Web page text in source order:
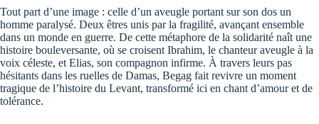
Tout part d’une image : celle d’un aveugle portant sur son dos un
homme paralysé. Deux êtres unis par la fragilité, avançant ensemble
dans un monde en guerre. De cette métaphore de la solidarité naît une
histoire bouleversante, où se croisent Ibrahim, le chanteur aveugle à la
voix céleste, et Elias, son compagnon infirme. À travers leurs pas
hésitants dans les ruelles de Damas, Begag fait revivre un moment
tragique de l’histoire du Levant, transformé ici en chant d’amour et de
tolérance.